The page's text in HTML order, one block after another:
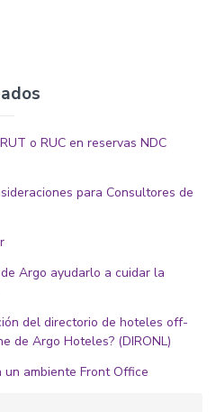
o RUC en reservas NDC
para Consultores de
Argo ayudarlo a cuidar la
del directorio de hoteles off-
de Argo Hoteles? (DIRONL)
ambiente Front Office